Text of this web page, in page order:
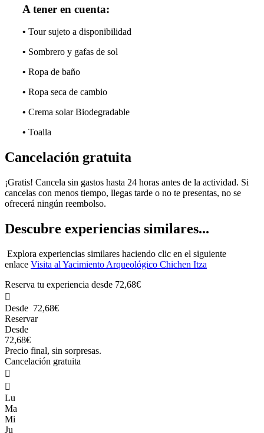
A tener en cuenta:
• Tour sujeto a disponibilidad
• Sombrero y gafas de sol
• Ropa de baño
• Ropa seca de cambio
• Crema solar Biodegradable
• Toalla
Cancelación gratuita
¡Gratis! Cancela sin gastos hasta 24 horas antes de la actividad. Si
cancelas con menos tiempo, llegas tarde o no te presentas, no se
ofrecerá ningún reembolso.
Descubre experiencias similares...
Explora experiencias similares haciendo clic en el siguiente
enlace Visita al Yacimiento Arqueológico Chichen Itza
Reserva tu experiencia desde 72,68€

Desde 72,68€
Reservar
Desde
72,68€
Precio final, sin sorpresas.
Cancelación gratuita


Lu
Ma
Mi
Ju